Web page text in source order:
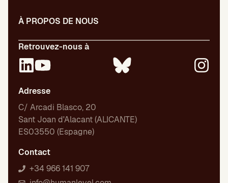
À PROPOS DE NOUS
Retrouvez-nous à
Adresse
C/ Arcadi Blasco, 20
Sant Joan d'Alacant (ALICANTE)
ES03550 (Espagne)
Contact
+34 966 141 907